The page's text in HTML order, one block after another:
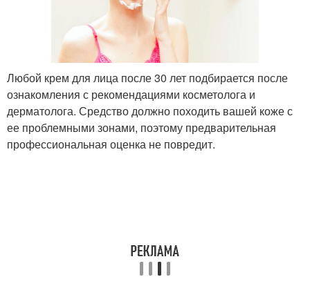
Любой крем для лица после 30 лет подбирается после
ознакомления с рекомендациями косметолога и
дерматолога. Средство должно походить вашей коже с
ее проблемными зонами, поэтому предварительная
профессиональная оценка не повредит.